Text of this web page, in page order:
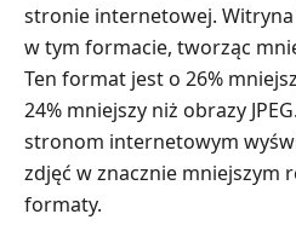
stronie internetowej. Witryna
w tym formacie, tworząc
Ten format jest o 26%
24% mniejszy niż obrazy
stronom internetowym
zdjęć w znacznie mniejszym
formaty.